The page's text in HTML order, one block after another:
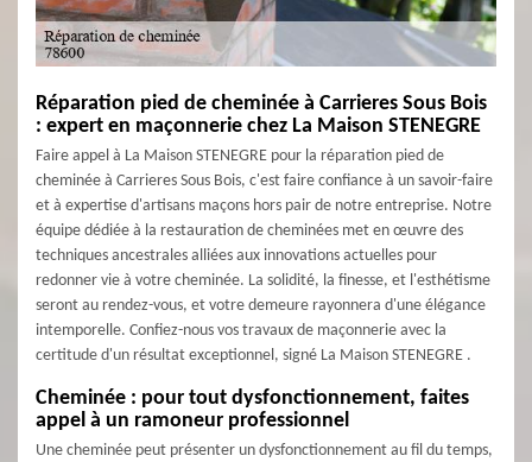
Réparation pied de cheminée à Carrieres Sous Bois
: expert en maçonnerie chez La Maison STENEGRE
Faire appel à La Maison STENEGRE pour la réparation pied de
cheminée à Carrieres Sous Bois, c'est faire confiance à un savoir-faire
et à expertise d'artisans maçons hors pair de notre entreprise. Notre
équipe dédiée à la restauration de cheminées met en œuvre des
techniques ancestrales alliées aux innovations actuelles pour
redonner vie à votre cheminée. La solidité, la finesse, et l'esthétisme
seront au rendez-vous, et votre demeure rayonnera d'une élégance
intemporelle. Confiez-nous vos travaux de maçonnerie avec la
certitude d'un résultat exceptionnel, signé La Maison STENEGRE .
Cheminée : pour tout dysfonctionnement, faites
appel à un ramoneur professionnel
Une cheminée peut présenter un dysfonctionnement au fil du temps,